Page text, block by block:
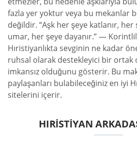
fazla yer yoktur veya bu mekanlar
değildir. “Aşk her şeye katlanır, her
umar, her şeye dayanır.” —
Hıristiyanlıkta sevginin ne kadar
ruhsal olarak destekleyici bir ortak
imkansız olduğunu gösterir. Bu
paylaşanları bulabileceğiniz en iyi
sitelerini içerir.
HIRISTIYAN